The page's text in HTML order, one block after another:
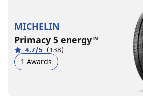
MICHELIN
Primacy 5 energy™
4.7/5 (138)
1 Awards